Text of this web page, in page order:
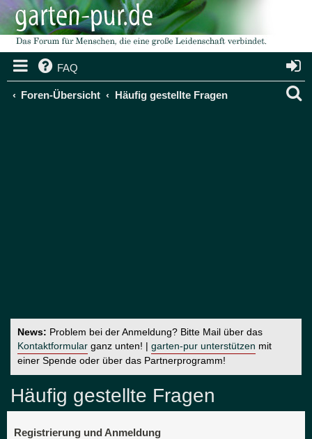
FAQ
Foren-Übersicht Häufig gestellte Fragen
News: Problem bei der Anmeldung? Bitte Mail über das
Kontaktformular ganz unten! | garten-pur unterstützen mit
einer Spende oder über das Partnerprogramm!
Häufig gestellte Fragen
Registrierung und Anmeldung